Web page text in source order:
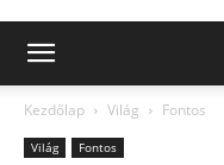
Kezdőlap Világ Fontos
Világ Fontos